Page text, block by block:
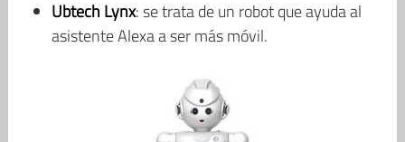
Ubtech Lynx: se trata de un robot que ayuda al
asistente Alexa a ser más móvil.